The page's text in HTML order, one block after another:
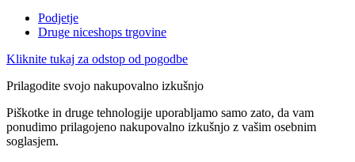
Podjetje
Druge niceshops trgovine
Kliknite tukaj za odstop od pogodbe
Prilagodite svojo nakupovalno izkušnjo
Piškotke in druge tehnologije uporabljamo samo zato, da vam
ponudimo prilagojeno nakupovalno izkušnjo z vašim osebnim
soglasjem.